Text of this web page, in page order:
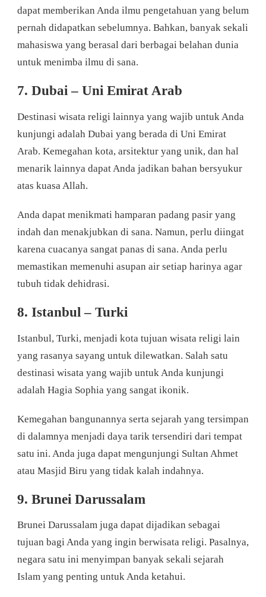
dapat memberikan Anda ilmu pengetahuan yang belum
pernah didapatkan sebelumnya. Bahkan, banyak sekali
mahasiswa yang berasal dari berbagai belahan dunia
untuk menimba ilmu di sana.
7. Dubai – Uni Emirat Arab
Destinasi wisata religi lainnya yang wajib untuk Anda
kunjungi adalah Dubai yang berada di Uni Emirat
Arab. Kemegahan kota, arsitektur yang unik, dan hal
menarik lainnya dapat Anda jadikan bahan bersyukur
atas kuasa Allah.
Anda dapat menikmati hamparan padang pasir yang
indah dan menakjubkan di sana. Namun, perlu diingat
karena cuacanya sangat panas di sana. Anda perlu
memastikan memenuhi asupan air setiap harinya agar
tubuh tidak dehidrasi.
8. Istanbul – Turki
Istanbul, Turki, menjadi kota tujuan wisata religi lain
yang rasanya sayang untuk dilewatkan. Salah satu
destinasi wisata yang wajib untuk Anda kunjungi
adalah Hagia Sophia yang sangat ikonik.
Kemegahan bangunannya serta sejarah yang tersimpan
di dalamnya menjadi daya tarik tersendiri dari tempat
satu ini. Anda juga dapat mengunjungi Sultan Ahmet
atau Masjid Biru yang tidak kalah indahnya.
9. Brunei Darussalam
Brunei Darussalam juga dapat dijadikan sebagai
tujuan bagi Anda yang ingin berwisata religi. Pasalnya,
negara satu ini menyimpan banyak sekali sejarah
Islam yang penting untuk Anda ketahui.